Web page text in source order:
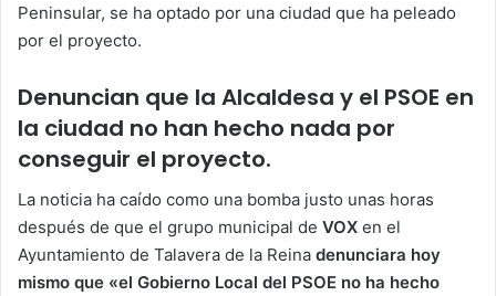
Peninsular, se ha optado por una ciudad que ha peleado
por el proyecto.
Denuncian que la Alcaldesa y el PSOE en
la ciudad no han hecho nada por
conseguir el proyecto.
La noticia ha caído como una bomba justo unas horas
después de que el grupo municipal de VOX en el
Ayuntamiento de Talavera de la Reina denunciara hoy
mismo que «el Gobierno Local del PSOE no ha hecho